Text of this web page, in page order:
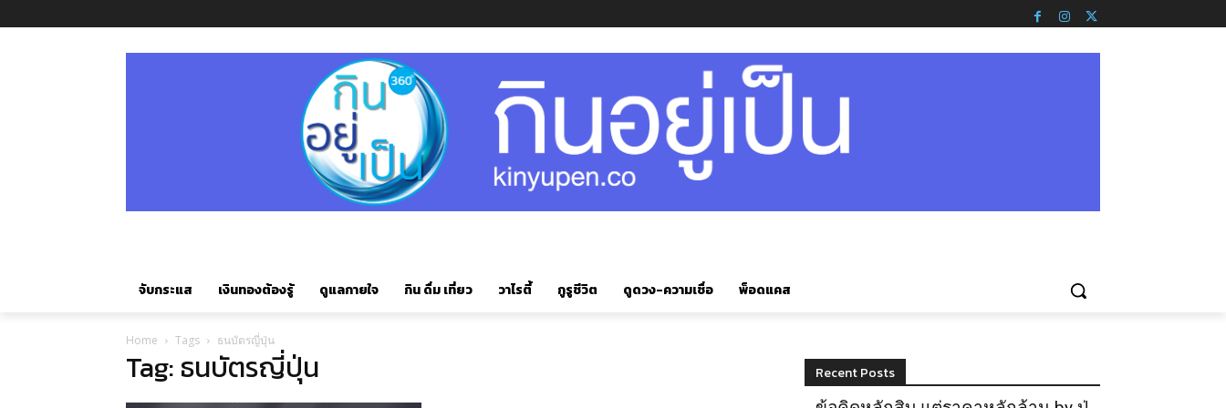
จับกระแส เงินทองต้องรู้ ดูแลกายใจ กิน ดื่ม เที่ยว วาไรตี้ กูรูชีวิต ดูดวง-ความเชื่อ พ็อดแคส
Home Tags ธนบัตรญี่ปุ่น
Tag: ธนบัตรญี่ปุ่น Recent Posts